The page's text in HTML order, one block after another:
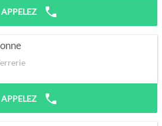
APPELEZ
APPELEZ